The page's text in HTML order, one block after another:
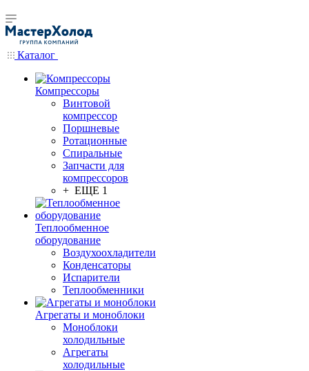
Каталог
Компрессоры
Винтовой
компрессор
Поршневые
Ротационные
Спиральные
Запчасти для
компрессоров
+ ЕЩЕ 1
Теплообменное
оборудование
Воздухоохладители
Конденсаторы
Испарители
Теплообменники
Агрегаты и моноблоки
Моноблоки
холодильные
Агрегаты
холодильные